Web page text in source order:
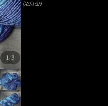
1/3
DESIGN